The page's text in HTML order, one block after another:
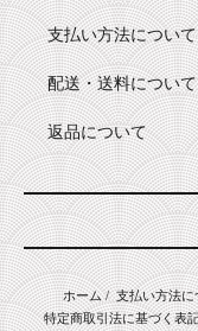
支払い方法について
配送・送料について
返品について
ホーム/ 支払い方法に
特定商取引法に基づく表